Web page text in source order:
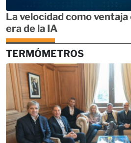
La velocidad como
era de la IA
TERMÓMETROS